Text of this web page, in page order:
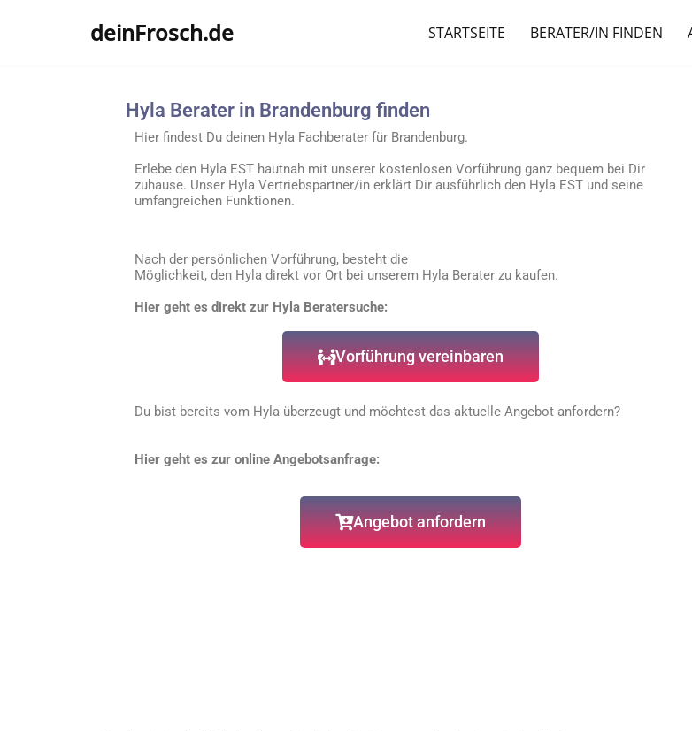
deinFrosch.de STARTSEITE BERATER/IN FINDEN
Hyla Berater in Brandenburg finden
Hier findest Du deinen Hyla Fachberater für Brandenburg.
Erlebe den Hyla EST hautnah mit unserer kostenlosen Vorführung ganz bequem bei Dir
zuhause. Unser Hyla Vertriebspartner/in erklärt Dir ausführlich den Hyla EST und seine
umfangreichen Funktionen.
Nach der persönlichen Vorführung, besteht die
Möglichkeit, den Hyla direkt vor Ort bei unserem Hyla Berater zu kaufen.
Hier geht es direkt zur Hyla Beratersuche:
Vorführung vereinbaren
Du bist bereits vom Hyla überzeugt und möchtest das aktuelle Angebot anfordern?
Hier geht es zur online Angebotsanfrage:
Angebot anfordern